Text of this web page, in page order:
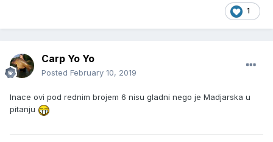
1
Carp Yo Yo
Posted February 10, 2019
Inace ovi pod rednim brojem 6 nisu gladni nego je Madjarska u
pitanju